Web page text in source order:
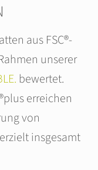
aus FSC®-
unserer
bewertet.
erreichen
von
insgesamt